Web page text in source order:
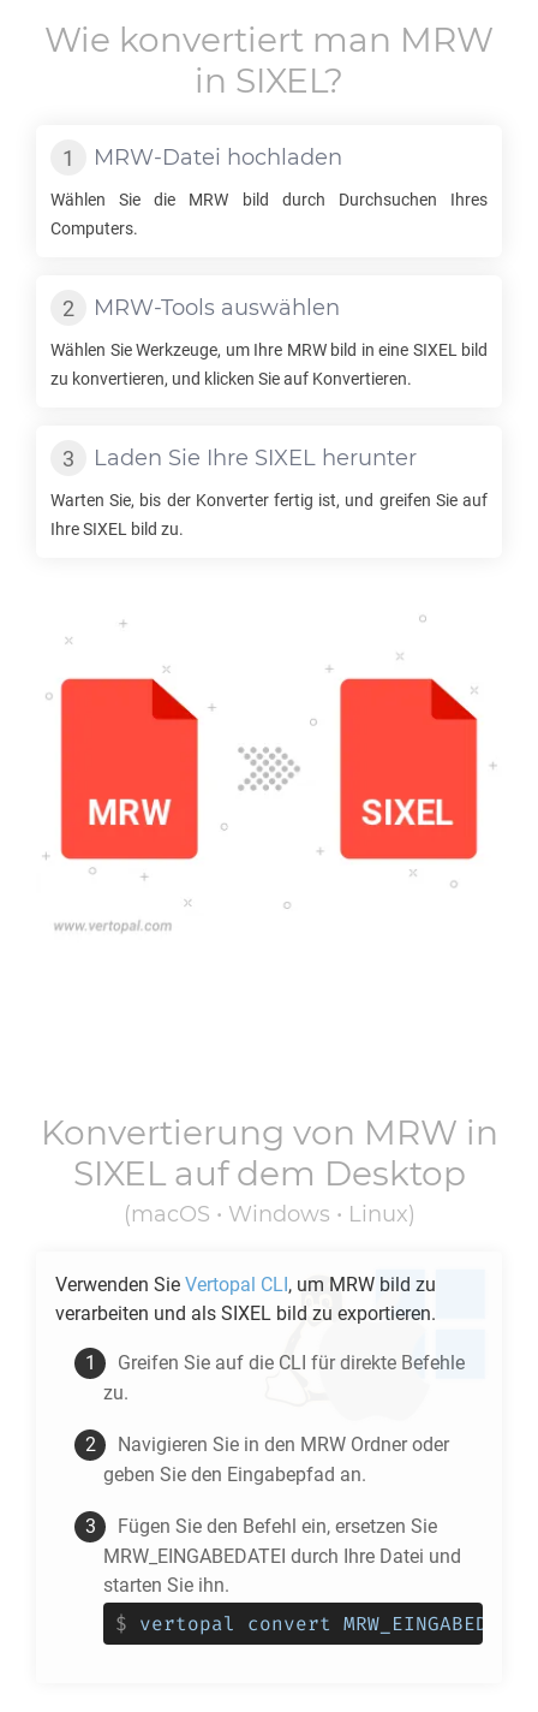
Wie konvertiert man MRW
in SIXEL?
MRW-Datei hochladen
Wählen Sie die MRW bild durch Durchsuchen Ihres
Computers.
MRW-Tools auswählen
Wählen Sie Werkzeuge, um Ihre MRWbild in eine SIXEL
bild
zu konvertieren, und klicken Sie auf Konvertieren.
Laden Sie Ihre SIXEL herunter
Warten Sie, bis der Konverter fertig ist, und greifen Sie auf
IhreSIXEL bild zu.
Konvertierung von MRW in
SIXELauf dem Desktop
(macOS • Windows • Linux)
Verwenden Sie Vertopal CLI, um MRW bild zu
verarbeiten und als SIXEL bild zu exportieren.
Greifen Sie auf die CLI für direkte Befehle
zu.
Navigieren Sie in den MRW Ordner oder
geben Sie den Eingabepfad an.
Fügen Sie den Befehl ein, ersetzen Sie
MRW_EINGABEDATEI durch Ihre Datei und
starten Sie ihn.
$ vertopal convert